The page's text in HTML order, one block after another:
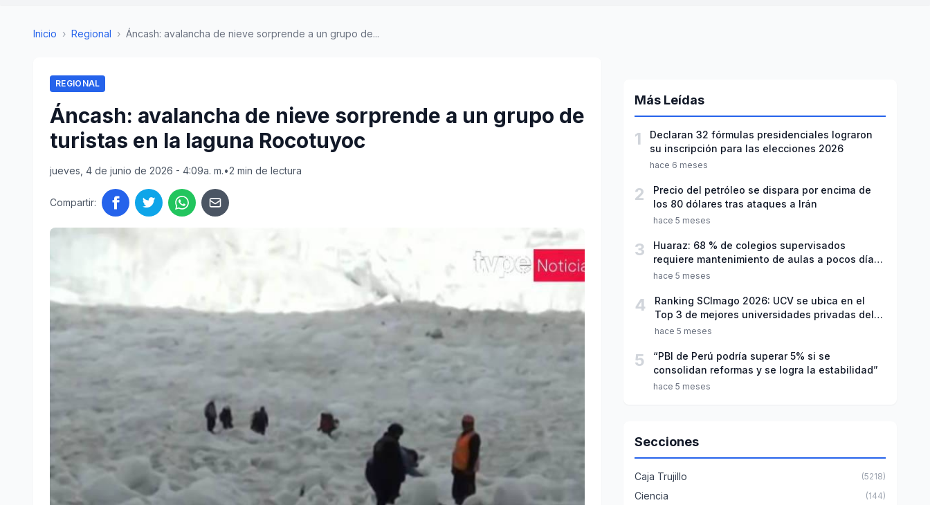
Inicio › Regional › Áncash: avalancha de nieve sorprende a un grupo de...
REGIONAL
Áncash: avalancha de nieve sorprende a un grupo de
turistas en la laguna Rocotuyoc
jueves, 4 de junio de 2026 - 4:09a. m.•2 min de lectura
Compartir:
Más Leídas
1
Declaran 32 fórmulas presidenciales lograron
su inscripción para las elecciones 2026
hace 6 meses
2
Precio del petróleo se dispara por encima de
los 80 dólares tras ataques a Irán
hace 5 meses
3
Huaraz: 68 % de colegios supervisados
requiere mantenimiento de aulas a pocos días
de inicio del año escolar 2026
hace 5 meses
4
Ranking SCImago 2026: UCV se ubica en el
Top 3 de mejores universidades privadas del
Perú
hace 5 meses
5
“PBI de Perú podría superar 5% si se
consolidan reformas y se logra la estabilidad”
hace 5 meses
Secciones
Caja Trujillo (5218)
Ciencia (144)